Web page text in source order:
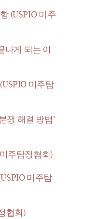
(USPIO 미주
나게 되는 이
미주탐
쟁 해결 방법’
주탐정협회)
미주탐
협회)